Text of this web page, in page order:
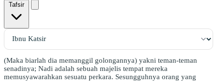
Tafsir
(Maka biarlah dia memanggil golongannya) yakni teman-teman
senadinya; Nadi adalah sebuah majelis tempat mereka
memusyawarahkan sesuatu perkara. Sesungguhnya orang yang